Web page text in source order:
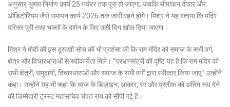
अनुसार, मुख्य निर्माण कार्य 25 नवंबर तक पूरा हो जाएगा, जबकि सीमांकन दीवार और
ऑडिटोरियम जैसे समापन कार्य 2026 तक जारी रहने होंगे। मिश्र ने यह बताया कि मंदिर
परिसर पूरी तरह भक्तों के दर्शन के लिए उसी दिन खोल दिया जाएगा।
मिश्र ने मोदी की इस दूरदर्शी सोच की भी प्रशंसा की कि राम मंदिर को समाज के सभी वर्ग,
क्षेत्र और विचारधाराओं से स्वीकार्यता मिले। “प्रधानमंत्री की दृष्टि यह है कि राम मंदिर को
सभी क्षेत्रों, समुदायों, विचारधाराओं और समाज के सभी वर्गों द्वारा स्वीकार किया जाए,” उन्होंने
कहा। उन्होंने यह भी कहा कि ध्वज के डिज़ाइन, आकार, रंग और प्रतीक को अंतिम रूप देने
की जिम्मेदारी ट्रस्ट महासचिव चंपत राय को सौंपी गई है।